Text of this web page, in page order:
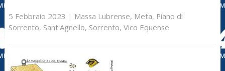
5 Febbraio 2023 | Massa Lubrense, Meta, Piano di
Sorrento, Sant'Agnello, Sorrento, Vico Equense